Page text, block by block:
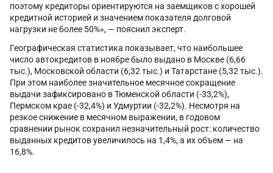
поэтому кредиторы ориентируются на заемщиков с хорошей
кредитной историей и значением показателя долговой
нагрузки не более 50%», — пояснил эксперт.
Географическая статистика показывает, что наибольшее
число автокредитов в ноябре было выдано в Москве (6,66
тыс.), Московской области (6,32 тыс.) и Татарстане (5,32 тыс.).
При этом наиболее значительное месячное сокращение
выдачи зафиксировано в Тюменской области (-33,2%),
Пермском крае (-32,4%) и Удмуртии (-32,2%). Несмотря на
резкое снижение в месячном выражении, в годовом
сравнении рынок сохранил незначительный рост: количество
выданных кредитов увеличилось на 1,4%, а их объем — на
16,8%.